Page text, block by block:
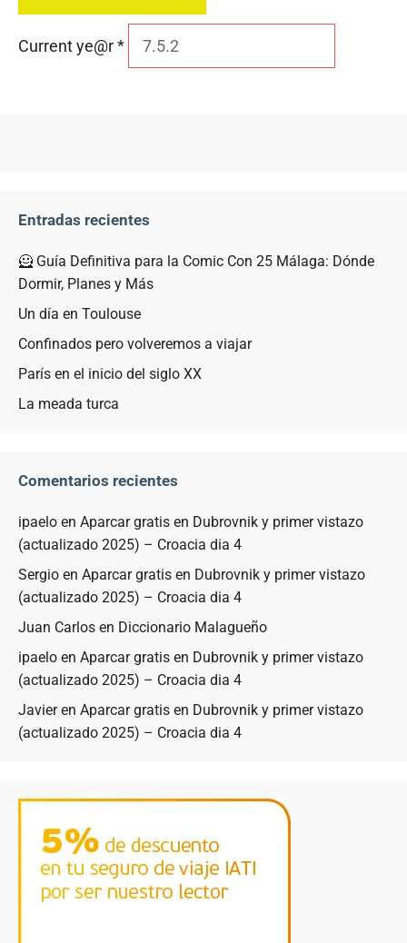
Current ye@r*
Entradas recientes
🦸 Guía Definitiva para la Comic Con 25 Málaga: Dónde
Dormir, Planes y Más
Un día en Toulouse
Confinados pero volveremos a viajar
París en el inicio del siglo XX
La meada turca
Comentarios recientes
ipaelo en Aparcar gratis en Dubrovnik y primer vistazo
(actualizado 2025) – Croacia dia 4
Sergio en Aparcar gratis en Dubrovnik y primer vistazo
(actualizado 2025) – Croacia dia 4
Juan Carlos en Diccionario Malagueño
ipaelo en Aparcar gratis en Dubrovnik y primer vistazo
(actualizado 2025) – Croacia dia 4
Javieren Aparcar gratis en Dubrovnik y primer vistazo
(actualizado 2025) – Croacia dia 4